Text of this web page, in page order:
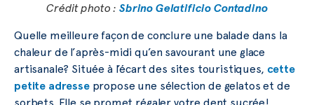
Crédit photo :Sbrino Gelatificio Contadino
Quelle meilleure façon de conclure une balade dans la
chaleur de l’après-midi qu’en savourant une glace
artisanale? Située à l’écart des sites touristiques, cette
petite adressepropose une sélection de gelatos et de
sorbets. Elle se promet régaler votre dent sucrée!